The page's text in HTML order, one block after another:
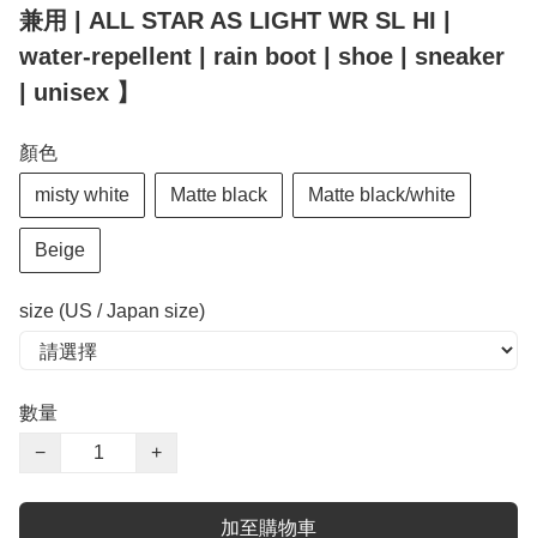
兼用 | ALL STAR AS LIGHT WR SL HI |
water-repellent | rain boot | shoe | sneaker
| unisex 】
顏色
misty white Matte black Matte black/white
Beige
size (US / Japan size)
數量
−
+
加至購物車